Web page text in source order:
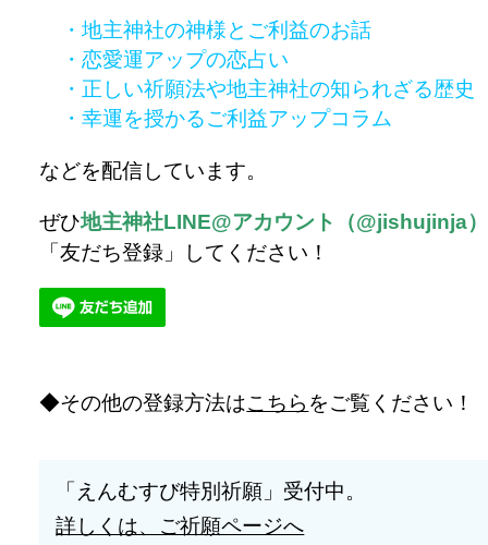
・地主神社の神様とご利益のお話
・恋愛運アップの恋占い
・正しい祈願法や地主神社の知られざる歴史
・幸運を授かるご利益アップコラム
などを配信しています。
ぜひ地主神社LINE@アカウント（@jishujinja）
「友だち登録」してください！
その他の登録方法はこちら をご覧ください！
「えんむすび特別祈願」受付中。
詳しくは、ご祈願ページへ